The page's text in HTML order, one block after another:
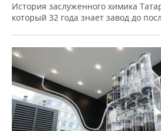
История заслуженного химика
который 32 года знает завод до